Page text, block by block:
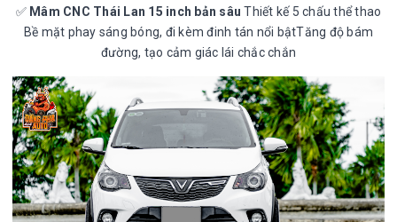
✅ Mâm CNC Thái Lan 15 inch bản sâuThiết kế 5 chấu thể thao
Bề mặt phay sáng bóng, đi kèm đinh tán nổi bậtTăng độ bám
đường, tạo cảm giác lái chắc chắn